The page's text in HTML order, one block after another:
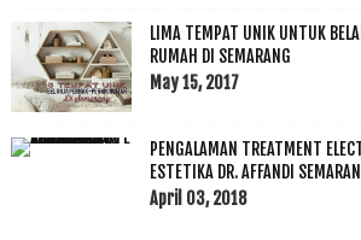
LIMA TEMPAT UNIK UNTUK
RUMAH DI SEMARANG
May 15, 2017
PENGALAMAN TREATMENT
ESTETIKA DR. AFFANDI
April 03, 2018